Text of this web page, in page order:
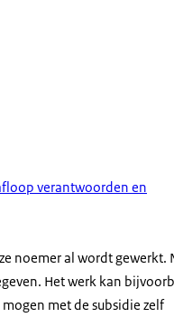
verantwoorden en
noemer al wordt gewerkt.
Het werk kan
met de subsidie zelf